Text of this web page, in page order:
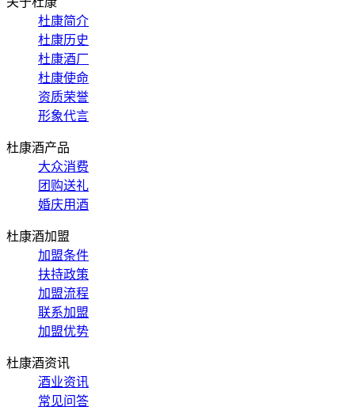
杜康简介
杜康历史
杜康酒厂
杜康使命
资质荣誉
形象代言
杜康酒产品
大众消费
团购送礼
婚庆用酒
杜康酒加盟
加盟条件
扶持政策
加盟流程
联系加盟
加盟优势
杜康酒资讯
酒业资讯
常见问答